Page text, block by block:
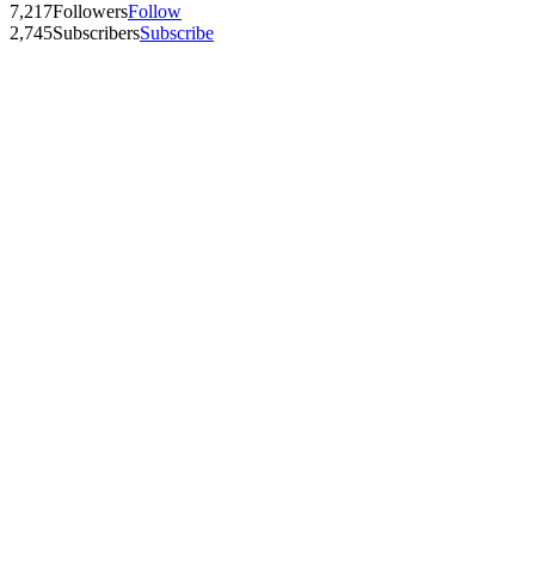
7,217FollowersFollow
2,745SubscribersSubscribe